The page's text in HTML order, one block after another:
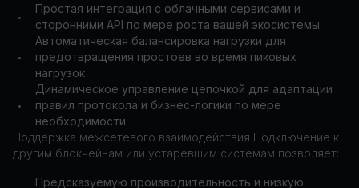
•
Простая интеграция с облачными сервисами и
сторонними API по мере роста вашей экосистемы
•
Автоматическая балансировка нагрузки для
предотвращения простоев во время пиковых
нагрузок
•
Динамическое управление цепочкой для адаптации
правил протокола и бизнес-логики по мере
необходимости
Поддержка межсетевого взаимодействия Подключение к
другим блокчейнам или устаревшим системам позволяет:
Предсказуемую производительность и низкую